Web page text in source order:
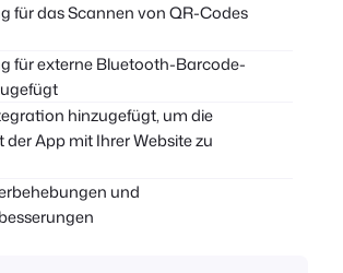
für das Scannen von QR-Codes
für externe Bluetooth-Barcode-
hinzugefügt, um die
App mit Ihrer Website zu
und